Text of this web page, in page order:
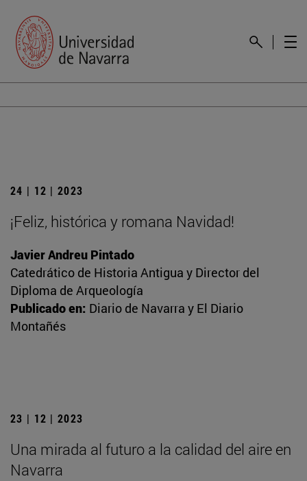
24 | 12 | 2023
¡Feliz, histórica y romana Navidad!
Javier Andreu Pintado
Catedrático de Historia Antigua y Director del
Diploma de Arqueología
Publicado en: Diario de Navarra y El Diario
Montañés
23 | 12 | 2023
Una mirada al futuro a la calidad del aire en
Navarra